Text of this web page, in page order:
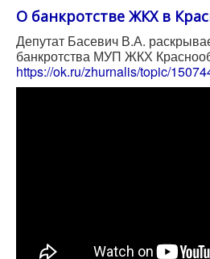
О банкротстве ЖКХ в
Депутат Басевич В.А.
банкротства МУП ЖКХ
https://ok.ru/zhurnalis/topic/